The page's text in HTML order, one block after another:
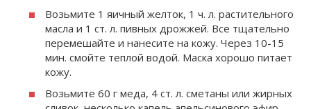
Возьмите 1 яичный желток, 1 ч. л. растительного
масла и 1 ст. л. пивных дрожжей. Все тща­тельно
перемешайте и нанесите на кожу. Через 10-15
мин. смойте теплой водой. Маска хорошо пи­тает
кожу.
Возьмите 60 г меда, 4 ст. л. сме­таны или жирных